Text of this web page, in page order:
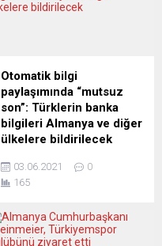
teknoloji üreticilerine yönelik
kullanmıştı. Yorumcular,
Avrupa’nın elinin pek güçlü
olmayacağı yeni bir ticaret
anlaşmazlığı çıkmasından
endişe ediyor. DNEVNİK
Otomatik bilgi
paylaşımında “mutsuz
son”: Türklerin banka
bilgileri Almanya ve diğer
ülkelere bildirilecek
yayımlanan Cumhurbaşkanı
Kararı ile Finansal Hesap
Değişimine ilişkin
anlaşmanın yürürlüğe
03.06.2021
0
165